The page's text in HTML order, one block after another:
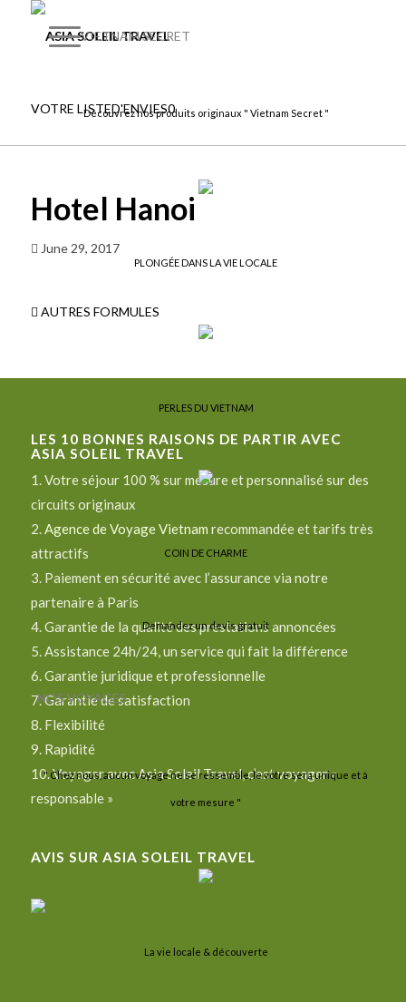
VIETNAM SECRET
Découvrez nos produits originaux " Vietnam Secret "
PLONGÉE DANS LA VIE LOCALE
PERLES DU VIETNAM
COIN DE CHARME
Demandez un devis gratuit
NOS VOYAGES
" Chez nous, aucun voyage ne se ressemble, le vôtre sera unique et à
votre mesure "
La vie locale & découverte
VOTRE LISTED'ENVIES0
Hotel Hanoi
June 29, 2017
AUTRES FORMULES
LES 10 BONNES RAISONS DE PARTIR AVEC
ASIA SOLEIL TRAVEL
1. Votre séjour 100 % sur mesure et personnalisé sur des
circuits originaux
2.Agence de Voyage Vietnam recommandée et tarifs très
attractifs
3. Paiement en sécurité avec l’assurance via notre
partenaire à Paris
4. Garantie de la qualité des prestations annoncées
5. Assistance 24h/24, un service qui fait la différence
6. Garantie juridique et professionnelle
7. Garantie de satisfaction
8. Flexibilité
9. Rapidité
10. Voyager avec Asia Soleil Travel, c’est voyager «
responsable »
AVIS SUR ASIA SOLEIL TRAVEL